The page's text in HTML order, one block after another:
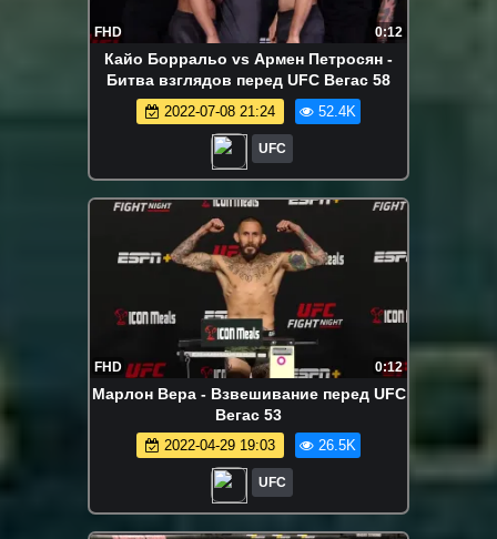
FHD 0:12
Кайо Борральо vs Армен Петросян -
Битва взглядов перед UFC Вегас 58
2022-07-08 21:24 52.4K
UFC
FHD 0:12
Марлон Вера - Взвешивание перед UFC
Вегас 53
2022-04-29 19:03 26.5K
UFC